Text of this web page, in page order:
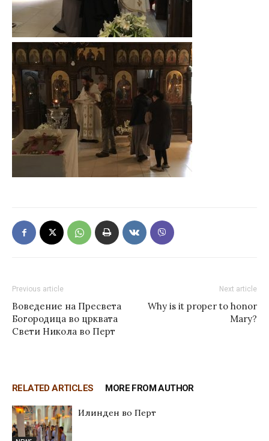
Previous article
Воведение на Пресвета
Богородица во црквата
Свети Никола во Перт
Next article
Why is it proper to honor
Mary?
RELATED ARTICLES MORE FROM AUTHOR
Илинден во Перт